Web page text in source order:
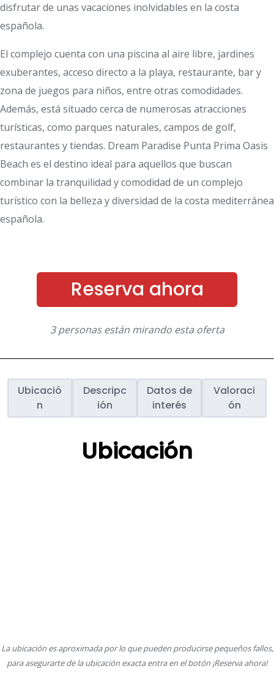
disfrutar de unas vacaciones inolvidables en la costa
española.
El complejo cuenta con una piscina al aire libre, jardines
exuberantes, acceso directo a la playa, restaurante, bar y
zona de juegos para niños, entre otras comodidades.
Además, está situado cerca de numerosas atracciones
turísticas, como parques naturales, campos de golf,
restaurantes y tiendas. Dream Paradise Punta Prima Oasis
Beach es el destino ideal para aquellos que buscan
combinar la tranquilidad y comodidad de un complejo
turístico con la belleza y diversidad de la costa mediterránea
española.
Reserva ahora
3 personas están mirando esta oferta
Ubicació
n
Descripc
ión
Datos de
interés
Valoraci
ón
Ubicación
La ubicación es aproximada por lo que pueden producirse pequeños fallos,
para asegurarte de la ubicación exacta entra en el botón ¡Reserva ahora!